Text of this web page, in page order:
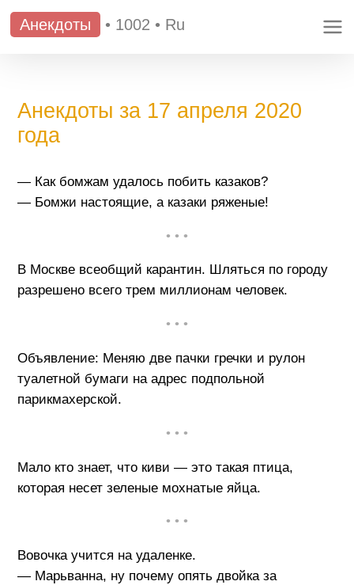
Анекдоты • 1002 • Ru
Анекдоты за 17 апреля 2020
года
— Как бомжам удалось побить казаков?
— Бомжи настоящие, а казаки ряженые!
• • •
В Москве всеобщий карантин. Шляться по городу
разрешено всего трем миллионам человек.
• • •
Объявление: Меняю две пачки гречки и рулон
туалетной бумаги на адрес подпольной
парикмахерской.
• • •
Мало кто знает, что киви — это такая птица,
которая несет зеленые мохнатые яйца.
• • •
Вовочка учится на удаленке.
— Марьванна, ну почему опять двойка за